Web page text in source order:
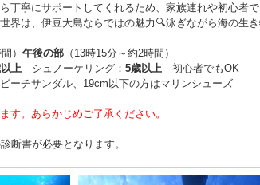
丁寧にサポートしてくれるため、家族連れや初心者
界は、伊豆大島ならではの魅力🔍泳ぎながら海の生
） 午後の部 （13時15分～約2時間）
上 シュノーケリング： 5歳以上 初心者でもOK
ーチサンダル、19cm以下の方はマリンシューズ
す。あらかじめご了承ください。
断書が必要となります。